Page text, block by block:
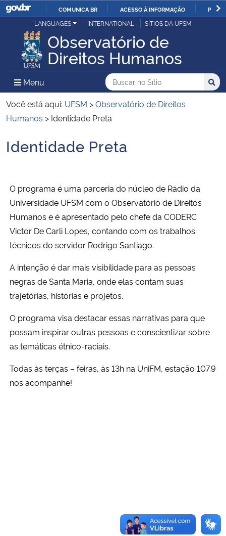
IR
PARA
CONTEÚDO
COMUNICA BR ACESSO À INFORMAÇÃO
Ministério da Justiça e Segurança Pública
Ministério da Defesa
Ministério das Relações Exteriores
Ministério da Infraestrutura
Ministério da Educação
Ministério da Cidadania
Ministério de Minas e Energia
Ministério da Ciência, Tecnologia, Inovações e Comunicações
Ministério do Meio Ambiente
Ministério do Turismo
LANGUAGES INTERNATIONAL SÍTIOS DA UFSM
Observatório de
Direitos Humanos
Menu Menu Principal do Sítio
Busca
Buscar no no Sítio
Busca:
Você está aqui: UFSM >Observatório de Direitos
Humanos > Identidade Preta
Início do conteúdo
Identidade Preta
O programa é uma parceria do núcleo de Rádio da
Universidade UFSM com o Observatório de Direitos
Humanos e é apresentado pelo chefe da CODERC
Victor De Carli Lopes, contando com os trabalhos
técnicos do servidor Rodrigo Santiago.
A intenção é dar mais visibilidade para as pessoas
negras de Santa Maria, onde elas contam suas
trajetórias, histórias e projetos.
O programa visa destacar essas narrativas para que
possam inspirar outras pessoas e conscientizar sobre
as temáticas étnico-raciais.
Todas às terças – feiras, às 13h na UniFM, estação 107.9
nos acompanhe!